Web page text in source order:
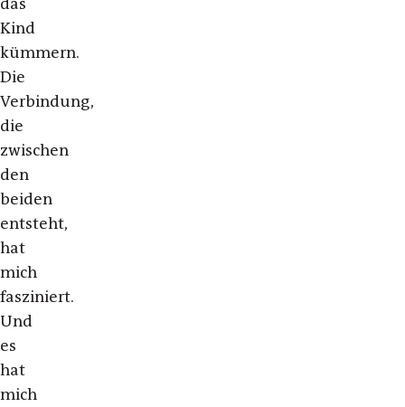
Kind
kümmern.
Die
Verbindung,
die
zwischen
den
beiden
entsteht,
hat
mich
fasziniert.
Und
es
hat
mich